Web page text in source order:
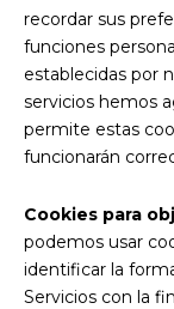
recordar sus
funciones
establecidas por
servicios hemos
permite estas
funcionarán
Cookies para
podemos usar
identificar la
Servicios con la